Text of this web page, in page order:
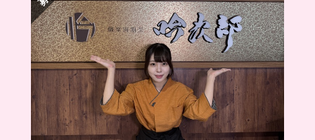
ボリューミーですぐお腹いっぱいになったし、美
味すぎて幸せだった🥰
下にあるカラオケで社割使えるから、毎回行きた
い衝動に駆られそう🎤🎶